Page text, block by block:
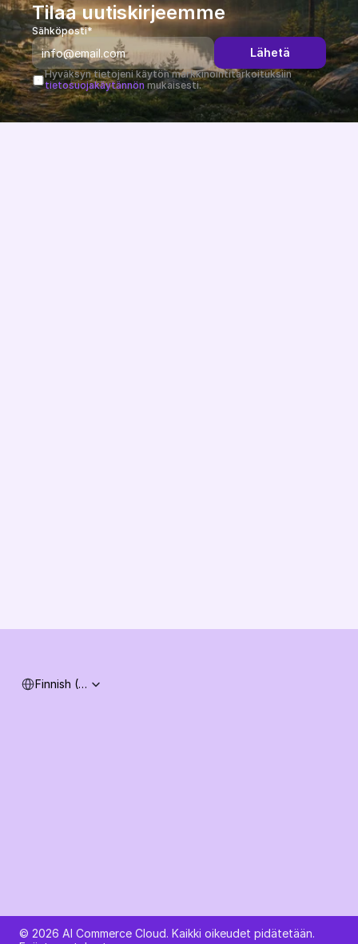
Tilaa uutiskirjeemme
Sähköposti*
Lähetä
Hyväksyn tietojeni käytön markkinointitarkoituksiin
tietosuojakäytännön mukaisesti.
Finnish (Finland)
© 2026 AI Commerce Cloud. Kaikki oikeudet pidätetään.